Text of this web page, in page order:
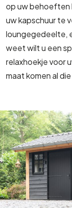
op uw behoeften
uw kapschuur te
loungegedeelte,
weet wilt u een
relaxhoekje voor
maat komen al